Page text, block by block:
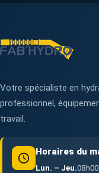
Votre spécialiste en
professionnel,
travail.
Horaires du
Lun. – Jeu.